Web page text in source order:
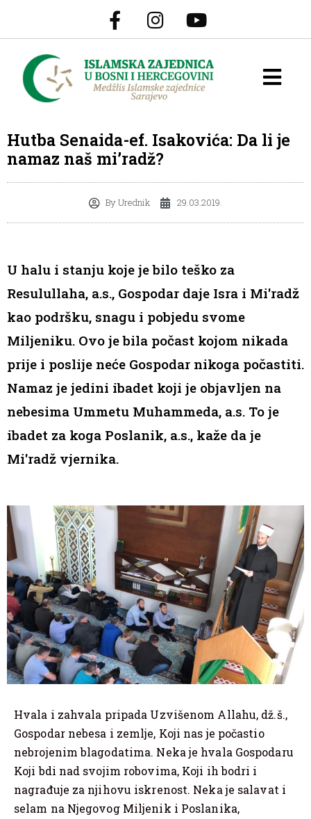
Hutba Senaida-ef. Isakovića: Da li je
namaz naš mi’radž?
ByUrednik 29.03.2019.
U halu i stanju koje je bilo teško za
Resulullaha, a.s., Gospodar daje Isra i Mi'radž
kao podršku, snagu i pobjedu svome
Miljeniku. Ovo je bila počast kojom nikada
prije i poslije neće Gospodar nikoga počastiti.
Namaz je jedini ibadet koji je objavljen na
nebesima Ummetu Muhammeda, a.s. To je
ibadet za koga Poslanik, a.s., kaže da je
Mi'radž vjernika.
Hvala i zahvala pripada Uzvišenom Allahu, dž.š.,
Gospodar nebesa i zemlje, Koji nas je počastio
nebrojenim blagodatima. Neka je hvala Gospodaru
Koji bdi nad svojim robovima, Koji ih bodri i
nagrađuje za njihovu iskrenost. Neka je salavat i
selam na Njegovog Miljenik i Poslanika,